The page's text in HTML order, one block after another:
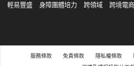
輕易豐盛
身障團體培力 跨領域 跨境電商
服務條款 免責條款 隱私權條款